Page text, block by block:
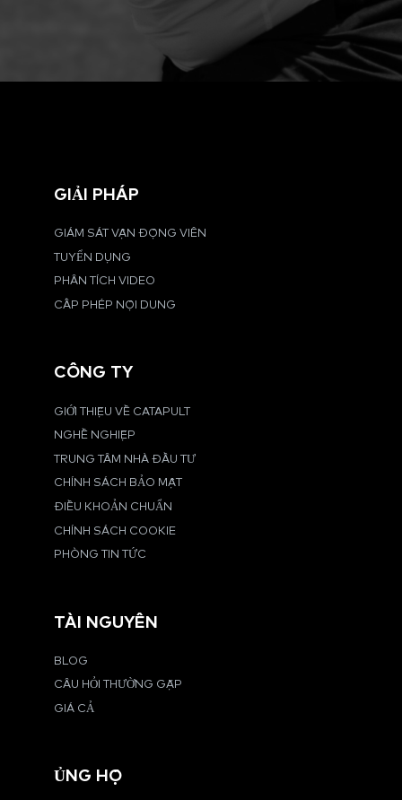
GIẢI PHÁP
GIÁM SÁT VẬN ĐỘNG VIÊN
TUYỂN DỤNG
PHÂN TÍCH VIDEO
CẤP PHÉP NỘI DUNG
CÔNG TY
GIỚI THIỆU VỀ CATAPULT
NGHỀ NGHIỆP
TRUNG TÂM NHÀ ĐẦU TƯ
CHÍNH SÁCH BẢO MẬT
ĐIỀU KHOẢN CHUẨN
CHÍNH SÁCH COOKIE
PHÒNG TIN TỨC
TÀI NGUYÊN
BLOG
CÂU HỎI THƯỜNG GẶP
GIÁ CẢ
ỦNG HỘ